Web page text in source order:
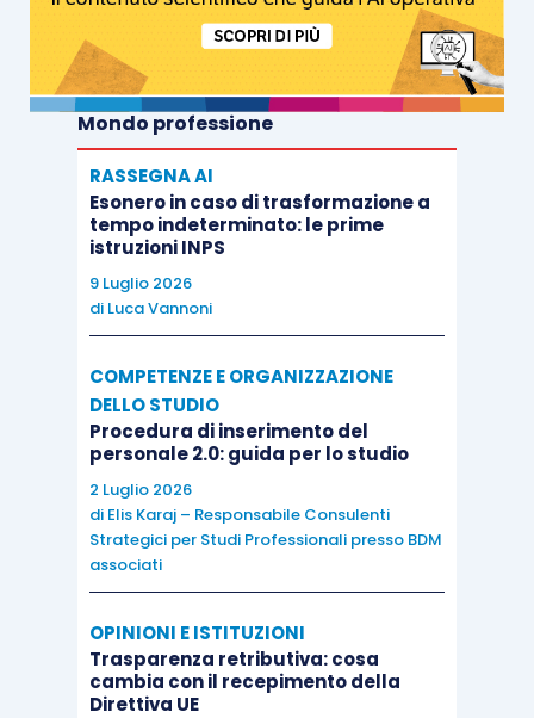
Mondo professione
RASSEGNA AI
Esonero in caso di trasformazione a
tempo indeterminato: le prime
istruzioni INPS
9 Luglio 2026
di Luca Vannoni
COMPETENZE E ORGANIZZAZIONE
DELLO STUDIO
Procedura di inserimento del
personale 2.0: guida per lo studio
2 Luglio 2026
di Elis Karaj – Responsabile Consulenti
Strategici per Studi Professionali presso BDM
associati
OPINIONI E ISTITUZIONI
Trasparenza retributiva: cosa
cambia con il recepimento della
Direttiva UE